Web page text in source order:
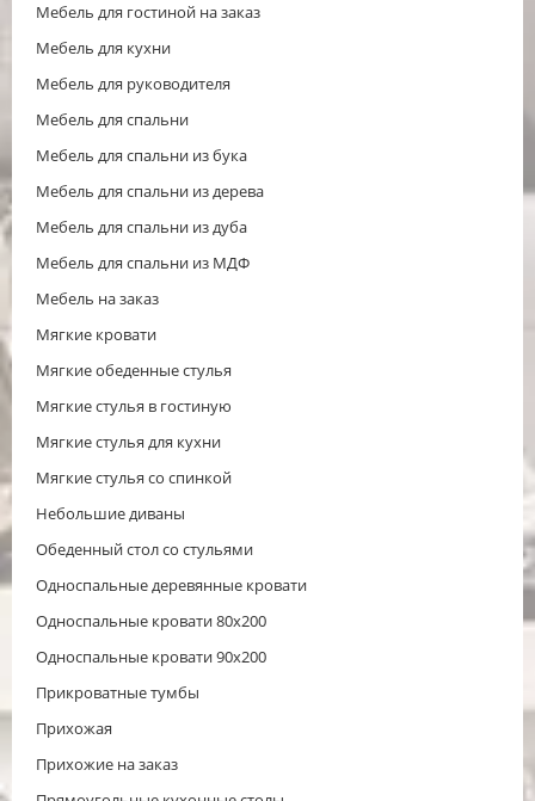
Мебель для гостиной на заказ
Мебель для кухни
Мебель для руководителя
Мебель для спальни
Мебель для спальни из бука
Мебель для спальни из дерева
Мебель для спальни из дуба
Мебель для спальни из МДФ
Мебель на заказ
Мягкие кровати
Мягкие обеденные стулья
Мягкие стулья в гостиную
Мягкие стулья для кухни
Мягкие стулья со спинкой
Небольшие диваны
Обеденный стол со стульями
Односпальные деревянные кровати
Односпальные кровати 80х200
Односпальные кровати 90х200
Прикроватные тумбы
Прихожая
Прихожие на заказ